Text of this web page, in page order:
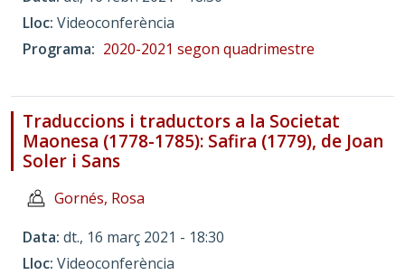
Lloc Videoconferència
Programa
2020-2021 segon quadrimestre
Traduccions i traductors a la Societat
Maonesa (1778-1785): Safira (1779), de Joan
Soler i Sans
Gornés, Rosa
Data dt., 16 març 2021 - 18:30
Lloc Videoconferència